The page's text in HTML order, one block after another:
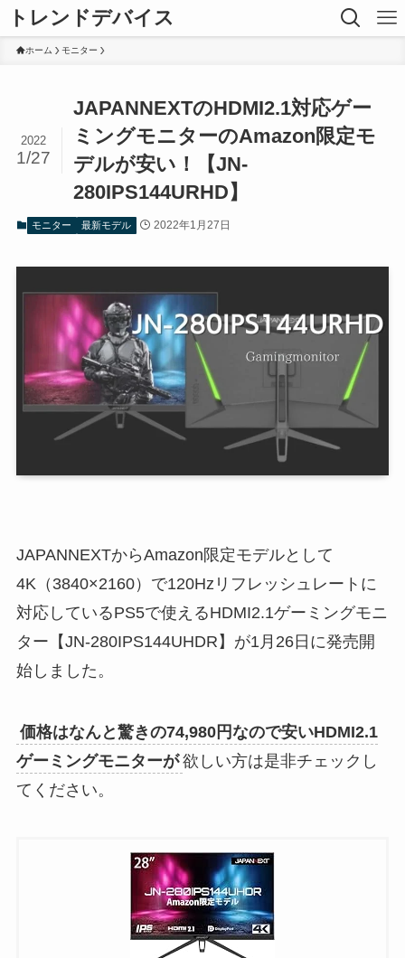
トレンドデバイス
ホーム モニター
JAPANNEXTのHDMI2.1対応ゲー
ミングモニターのAmazon限定モ
デルが安い！【JN-
280IPS144URHD】
2022
1/27
モニター 最新モデル 2022年1月27日
JAPANNEXTからAmazon限定モデルとして
4K（3840×2160）で120Hzリフレッシュレートに
対応しているPS5で使えるHDMI2.1ゲーミングモニ
ター【JN-280IPS144UHDR】が1月26日に発売開
始しました。
価格はなんと驚きの74,980円なので安いHDMI2.1
ゲーミングモニターが 欲しい方は是非チェックし
てください。